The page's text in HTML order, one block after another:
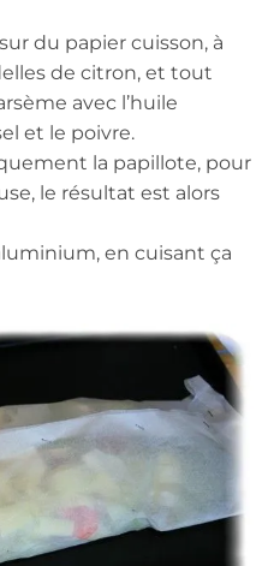
du papier cuisson, à
de citron, et tout
avec l’huile
et le poivre.
la papillote, pour
le résultat est alors
en cuisant ça